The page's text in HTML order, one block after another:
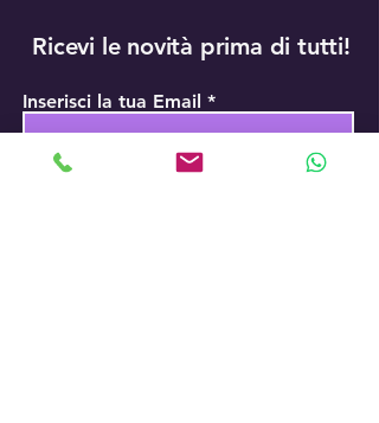
Ricevi le novità prima di tutti!
Inserisci la tua Email